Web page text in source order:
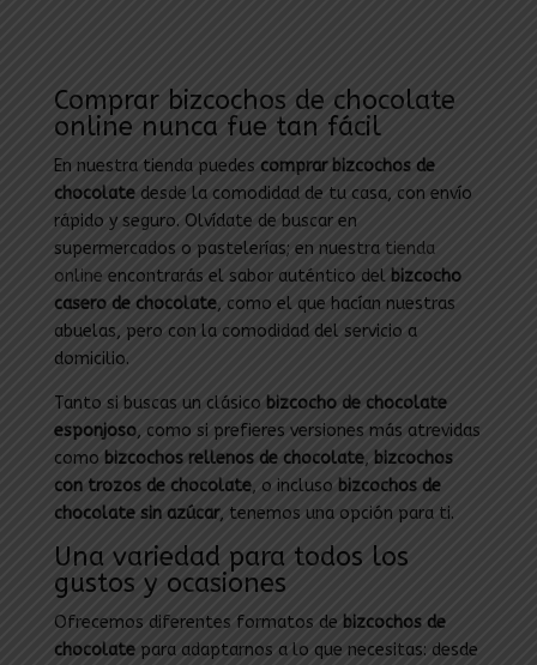
Comprar bizcochos de chocolate
online nunca fue tan fácil
En nuestra tienda puedes comprar bizcochos de
chocolate desde la comodidad de tu casa, con envío
rápido y seguro. Olvídate de buscar en
supermercados o pastelerías; en nuestra tienda
online encontrarás el sabor auténtico del bizcocho
casero de chocolate, como el que hacían nuestras
abuelas, pero con la comodidad del servicio a
domicilio.
Tanto si buscas un clásico bizcocho de chocolate
esponjoso, como si prefieres versiones más atrevidas
como bizcochos rellenos de chocolate, bizcochos
con trozos de chocolate, o incluso bizcochos de
chocolate sin azúcar, tenemos una opción para ti.
Una variedad para todos los
gustos y ocasiones
Ofrecemos diferentes formatos de bizcochos de
chocolatepara adaptarnos a lo que necesitas: desde